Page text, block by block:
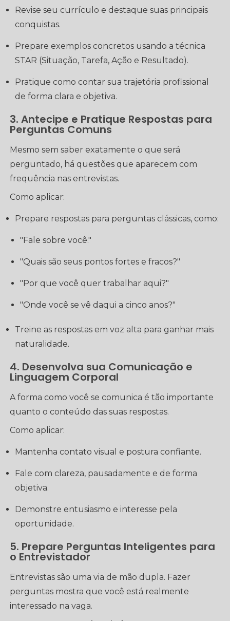
Revise seu currículo e destaque suas principais
conquistas.
Prepare exemplos concretos usando a técnica
STAR (Situação, Tarefa, Ação e Resultado).
Pratique como contar sua trajetória profissional
de forma clara e objetiva.
3. Antecipe e Pratique Respostas para
Perguntas Comuns
Mesmo sem saber exatamente o que será
perguntado, há questões que aparecem com
frequência nas entrevistas.
Como aplicar:
Prepare respostas para perguntas clássicas, como:
"Fale sobre você."
"Quais são seus pontos fortes e fracos?"
"Por que você quer trabalhar aqui?"
"Onde você se vê daqui a cinco anos?"
Treine as respostas em voz alta para ganhar mais
naturalidade.
4. Desenvolva sua Comunicação e
Linguagem Corporal
A forma como você se comunica é tão importante
quanto o conteúdo das suas respostas.
Como aplicar:
Mantenha contato visual e postura confiante.
Fale com clareza, pausadamente e de forma
objetiva.
Demonstre entusiasmo e interesse pela
oportunidade.
5. Prepare Perguntas Inteligentes para
o Entrevistador
Entrevistas são uma via de mão dupla. Fazer
perguntas mostra que você está realmente
interessado na vaga.